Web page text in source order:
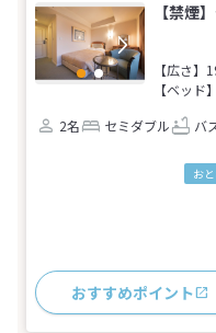
【禁煙
【広さ】
【ベッ
2名
セミダブル バ
お
おすすめポイント